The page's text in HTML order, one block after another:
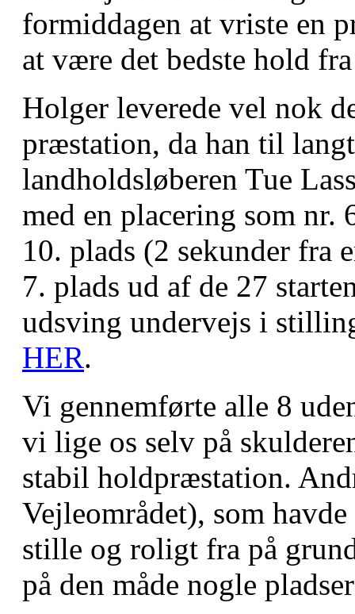
formiddagen at vriste en
at være det bedste hold
Holger leverede vel nok
præstation, da han til
landholdsløberen Tue
med en placering som nr.
10. plads (2 sekunder fra
7. plads ud af de 27
udsving undervejs i
HER.
Vi gennemførte alle 8
vi lige os selv på
stabil holdpræstation.
Vejleområdet), som
stille og roligt fra på
på den måde nogle